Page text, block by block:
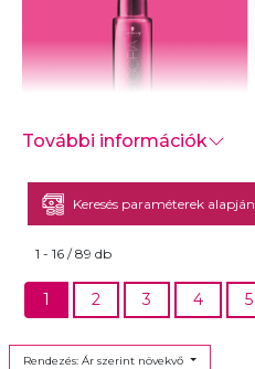
-
További információk
Keresés paraméterek alapján
1 - 16 / 89 db
1 2 3 4 5
Rendezés: Ár szerint növekvő